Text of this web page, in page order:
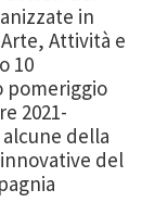
in
Attività e
10
pomeriggio
2021-
della
del